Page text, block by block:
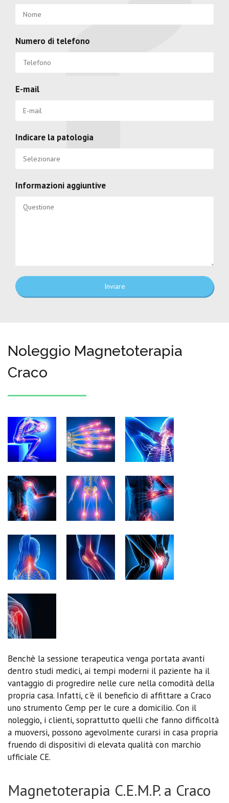
Numero di telefono
E-mail
Indicare la patologia
Informazioni aggiuntive
Inviare
Noleggio Magnetoterapia
Craco
Benchè la sessione terapeutica venga portata avanti
dentro studi medici, ai tempi moderni il paziente ha il
vantaggio di progredire nelle cure nella comodità della
propria casa. Infatti, c'è il beneficio di affittare a Craco
uno strumento Cemp per le cure a domicilio. Con il
noleggio, i clienti, soprattutto quelli che fanno difficoltà
a muoversi, possono agevolmente curarsi in casa propria
fruendo di dispositivi di elevata qualità con marchio
ufficiale CE.
Magnetoterapia C.E.M.P. a Craco